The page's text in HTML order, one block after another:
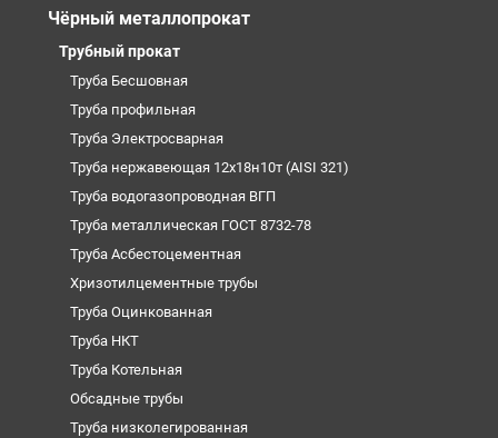
Чёрный металлопрокат
Трубный прокат
Труба Бесшовная
Труба профильная
Труба Электросварная
Труба нержавеющая 12х18н10т (AISI 321)
Труба водогазопроводная ВГП
Труба металлическая ГОСТ 8732-78
Труба Асбестоцементная
Хризотилцементные трубы
Труба Оцинкованная
Труба НКТ
Труба Котельная
Обсадные трубы
Труба низколегированная